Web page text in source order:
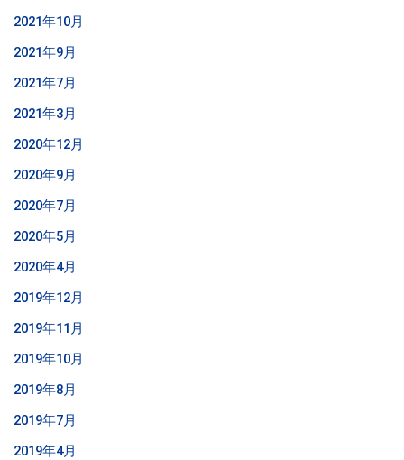
2021年10月
2021年9月
2021年7月
2021年3月
2020年12月
2020年9月
2020年7月
2020年5月
2020年4月
2019年12月
2019年11月
2019年10月
2019年8月
2019年7月
2019年4月